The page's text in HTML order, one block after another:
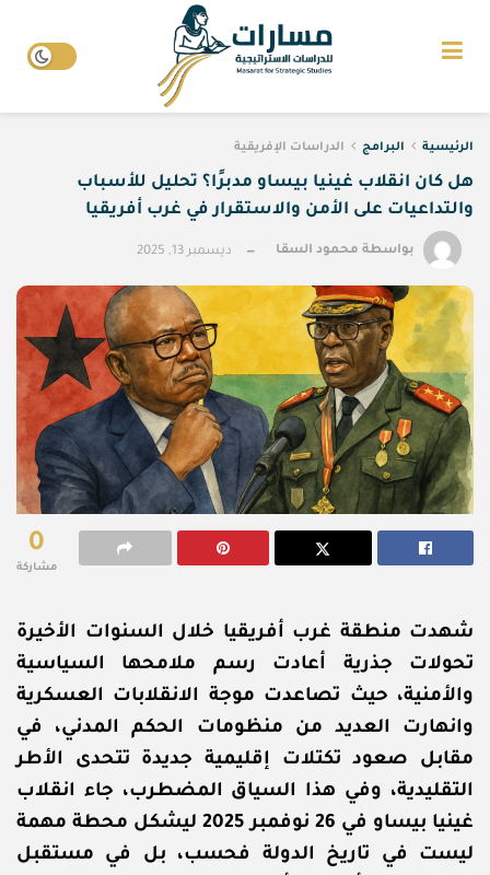
الرئيسية البرامج الدراسات الإفريقية
هل كان انقلاب غينيا بيساو مدبرًا؟ تحليل للأسباب
والتداعيات على الأمن والاستقرار في غرب أفريقيا
بواسطة محمود السقا ديسمبر 13, 2025
0
مشاركة
شهدت منطقة غرب أفريقيا خلال السنوات الأخيرة
تحولات جذرية أعادت رسم ملامحها السياسية
والأمنية، حيث تصاعدت موجة الانقلابات العسكرية
وانهارت العديد من منظومات الحكم المدني، في
مقابل صعود تكتلات إقليمية جديدة تتحدى الأطر
التقليدية، وفي هذا السياق المضطرب، جاء انقلاب
غينيا بيساو في 26 نوفمبر 2025 ليشكل محطة مهمة
ليست في تاريخ الدولة فحسب، بل في مستقبل